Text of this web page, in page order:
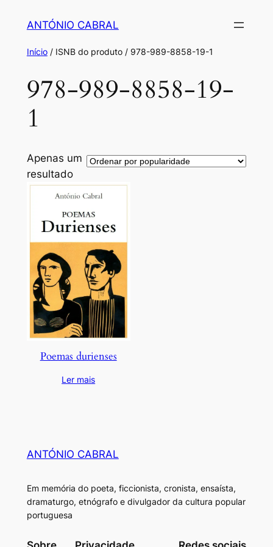
conteúdo
ANTÓNIO CABRAL
Início/ ISNB do produto / 978-989-8858-19-1
978-989-8858-19-
1
Apenas um
resultado
Poemas durienses
Ler mais
ANTÓNIO CABRAL
Em memória do poeta, ficcionista, cronista, ensaísta,
dramaturgo, etnógrafo e divulgador da cultura popular
portuguesa